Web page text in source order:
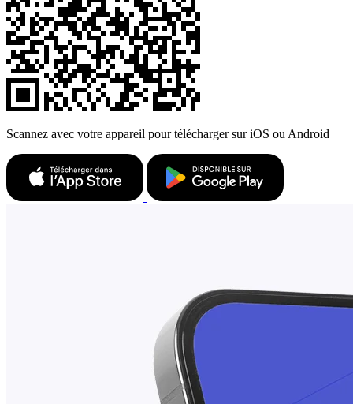
Scannez avec votre appareil pour télécharger sur iOS ou Android